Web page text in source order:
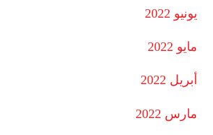
يونيو 2022
مايو 2022
أبريل 2022
مارس 2022